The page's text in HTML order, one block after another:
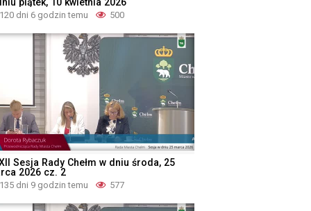
120 dni 6 godzin temu 500
Sesja Rady Chełm w dniu środa, 25
2026 cz. 2
135 dni 9 godzin temu 577